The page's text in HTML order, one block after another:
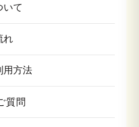
ドを御使用の場合≫
、ご注文時点でお支払い
す。
期までお時間を頂く商品
ご予約順に発送いたしま
は基本的にお受け出来ま
送中の破損や不良品、あ
違う商品が届いた場合
が商品到着後３日以内に
下さい。
いて
のお客様は、ご注文画面
知らせ下さい。なお、お
領収書の形態が異なりま
れ
る商品に関してはメール
絡をいたします。
商品につきましてはお届
きかねます。予めご了承
用方法
たお客様はポイントを利
注文画面の「お支払い方
て、ポイント利用を入力
質問